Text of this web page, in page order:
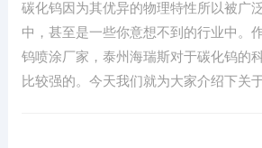
碳化钨因为其优异的物理特性所以被广
中，甚至是一些你意想不到的行业中。
钨喷涂厂家，泰州海瑞斯对于碳化钨的
比较强的。今天我们就为大家介绍下关